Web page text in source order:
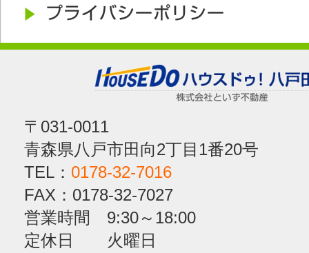
〒031-0011
青森県八戸市田向2丁目1番20号
TEL： 0178-32-7016
FAX：0178-32-7027
営業時間 9:30～18:00
定休日 火曜日